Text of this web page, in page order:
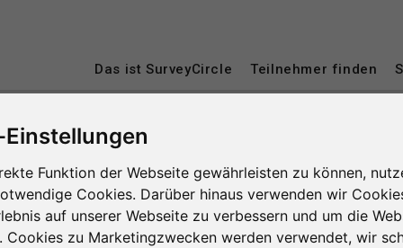
Funktion der Webseite gewährleisten zu können,
Cookies. Darüber hinaus verwenden wir
auf unserer Webseite zu verbessern und um die
Cookies zu Marketingzwecken werden verwendet, wir
Das ist SurveyCircle Teilnehmer finden
Universiteit Utrecht